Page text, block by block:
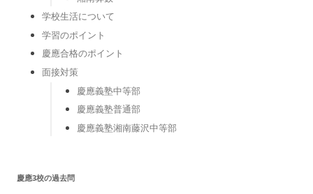
学校生活について
学習のポイント
慶應合格のポイント
面接対策
慶應義塾中等部
慶應義塾普通部
慶應義塾湘南藤沢中等部
慶應3校の過去問